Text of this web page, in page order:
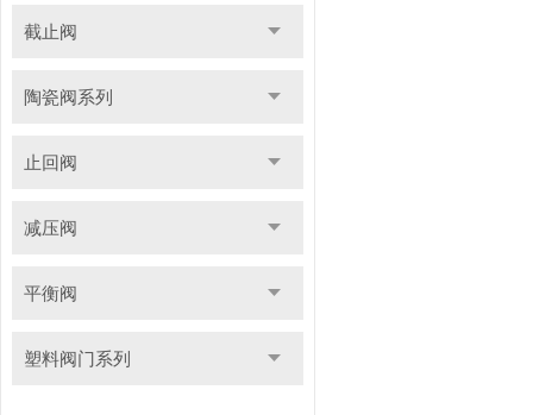
截止阀
陶瓷阀系列
止回阀
减压阀
平衡阀
塑料阀门系列